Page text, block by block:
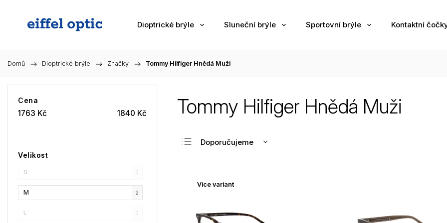
Dioptrické brýle Sluneční brýle Sportovní brýle Kontaktní
Domů / Dioptrické brýle / Značky / Tommy Hilfiger Hnědá Muži
Cena
1763 Kč 1840 Kč
Velikost
S 0
M 2
L 0
Tommy Hilfiger Hnědá Muži
Doporučujeme
Nejprodávanější
Více variant